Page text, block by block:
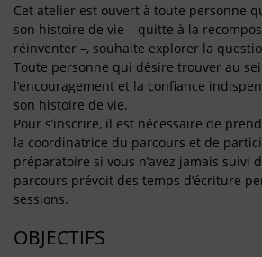
Cet atelier est ouvert à toute personne
son histoire de vie – quitte à la
réinventer –, souhaite explorer la
Toute personne qui désire trouver au
l’encouragement et la confiance
son histoire de vie.
Pour s’inscrire, il est nécessaire de
la coordinatrice du parcours et de
préparatoire si vous n’avez jamais suivi
parcours prévoit des temps d’écriture
sessions.
OBJECTIFS